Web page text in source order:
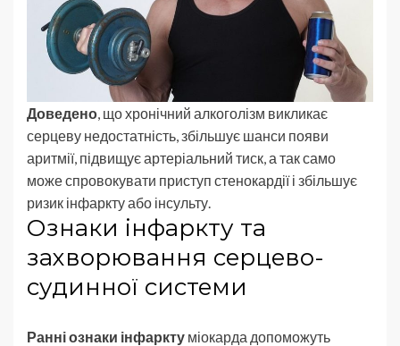
Доведено , що хронічний алкоголізм викликає
серцеву недостатність, збільшує шанси появи
аритмії, підвищує артеріальний тиск, а так само
може спровокувати приступ стенокардії і збільшує
ризик інфаркту або інсульту.
Ознаки інфаркту та
захворювання серцево-
судинної системи
Ранні ознаки інфаркту міокарда допоможуть